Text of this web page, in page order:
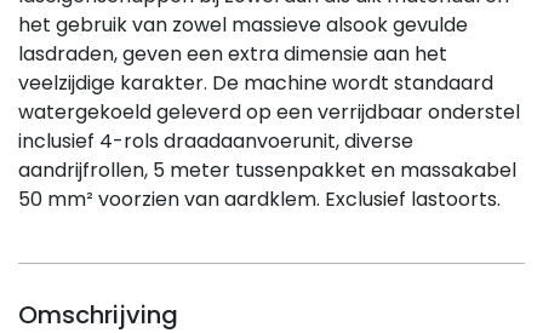
het gebruik van zowel massieve alsook gevulde
lasdraden, geven een extra dimensie aan het
veelzijdige karakter. De machine wordt standaard
watergekoeld geleverd op een verrijdbaar onderstel
inclusief 4-rols draadaanvoerunit, diverse
aandrijfrollen, 5 meter tussenpakket en massakabel
50 mm² voorzien van aardklem. Exclusief lastoorts.
Omschrijving